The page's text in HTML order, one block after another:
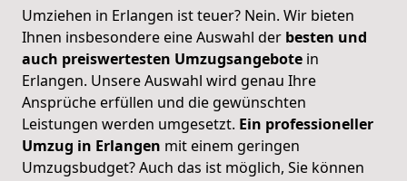
Umziehen in Erlangen ist teuer? Nein. Wir bieten
Ihnen insbesondere eine Auswahl der besten und
auch preiswertesten Umzugsangebote in
Erlangen. Unsere Auswahl wird genau Ihre
Ansprüche erfüllen und die gewünschten
Leistungen werden umgesetzt. Ein professioneller
Umzug in Erlangen mit einem geringen
Umzugsbudget? Auch das ist möglich, Sie können